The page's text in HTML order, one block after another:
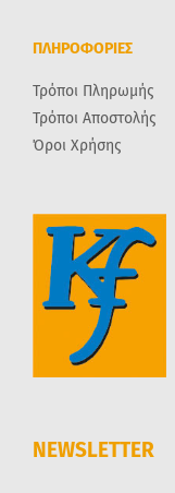
ΠΛΗΡΟΦΟΡΙΕΣ
Τρόποι Πληρωμής
Τρόποι Αποστολής
Όροι Χρήσης
NEWSLETTER